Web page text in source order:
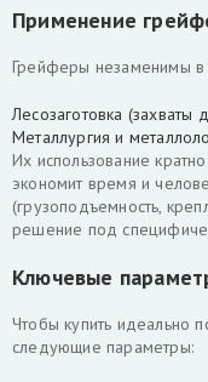
Применение
Грейферы незаменимы в
Лесозаготовка (захваты
Металлургия и
Их использование
экономит время и
(грузоподъемность,
решение под
Ключевые
Чтобы купить идеально
следующие параметры: